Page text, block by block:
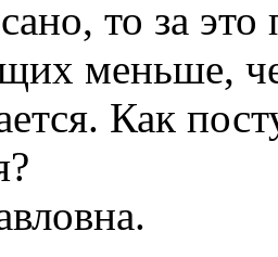
то за
меньше,
Как